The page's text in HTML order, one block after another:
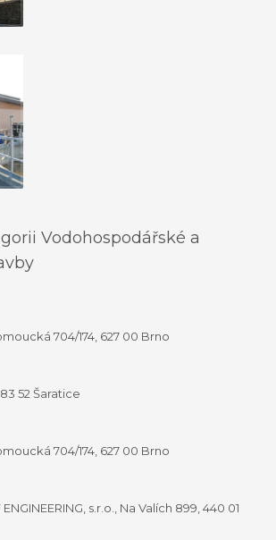
Vodohospodářské a
704/174, 627 00 Brno
52 Šaratice
704/174, 627 00 Brno
s.r.o., Na Valích 899, 440 01